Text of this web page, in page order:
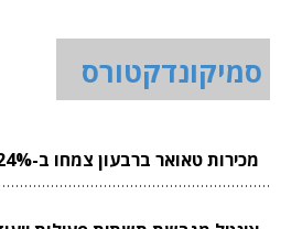
סמיקונדקטורס
מכירות טאואר ברבעון צמחו ב-24%